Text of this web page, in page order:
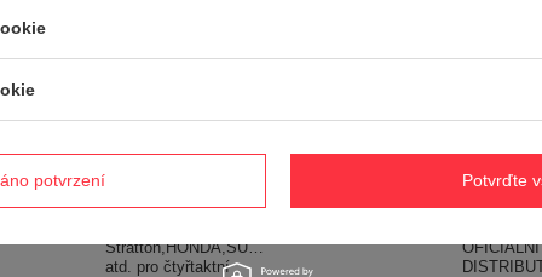
GREGÁTOVÉ
MAC,STIHL,B&S
Stratton,HONDA,SUBARU
atd. pro čtyřtaktní
PRODEJCE CEDRUS
atd. pro
OFICIÁLNÍ
potvrzení Potvrďte